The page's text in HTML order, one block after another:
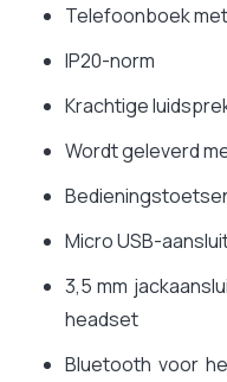
Telefoonboek
IP20-norm
Krachtige
Wordt geleverd
Micro USB-
3,5 mm
headset
Bluetooth voor